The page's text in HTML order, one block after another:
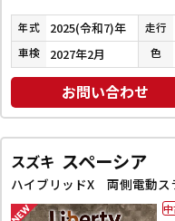
年式 2025(令和7)年 走行
車検 2027年2月 色
お問い合わせ
スズキ スペーシア